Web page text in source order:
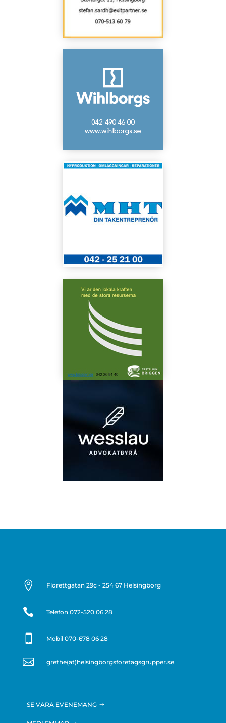
 Florettgatan 29c - 254 67 Helsingborg
 Telefon 072-520 06 28
 Mobil 070-678 06 28
 grethe(at)helsingborgsforetagsgrupper.se
SE VÅRA EVENEMANG